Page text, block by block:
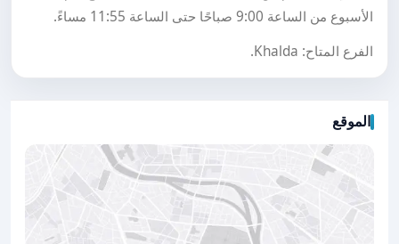
الأسبوع من الساعة 9:00 صباحًا حتى الساعة 11:55 مساءً.
الفرع المتاح: Khalda.
الموقع